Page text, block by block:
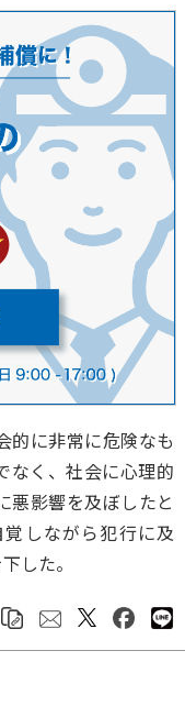
的に非常に危険なも
なく、社会に心理的
悪影響を及ぼしたと
しながら犯行に及
した。